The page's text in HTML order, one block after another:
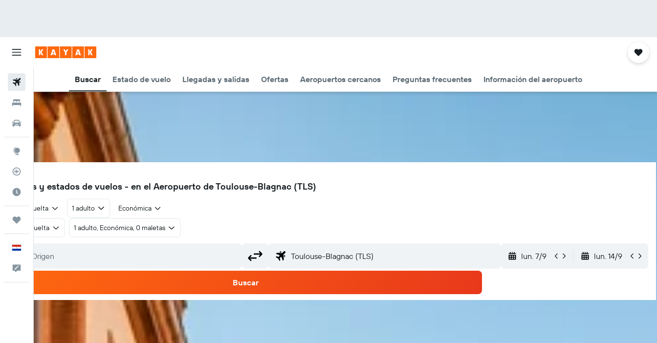
Buscar Estado de vuelo Llegadas y salidas Ofertas Aeropuertos cercanos Preguntas frecuentes Información del aeropuerto
Hoteles
Autos
Explore
Cuándo ir
TLS
Vuelos y estados de vuelos - en el Aeropuerto de Toulouse-Blagnac (TLS)
Ida y vuelta 1 adulto Económica
Ida y vuelta 1 adulto, Económica, 0 maletas
lun. 7/9 lun. 14/9
Buscar